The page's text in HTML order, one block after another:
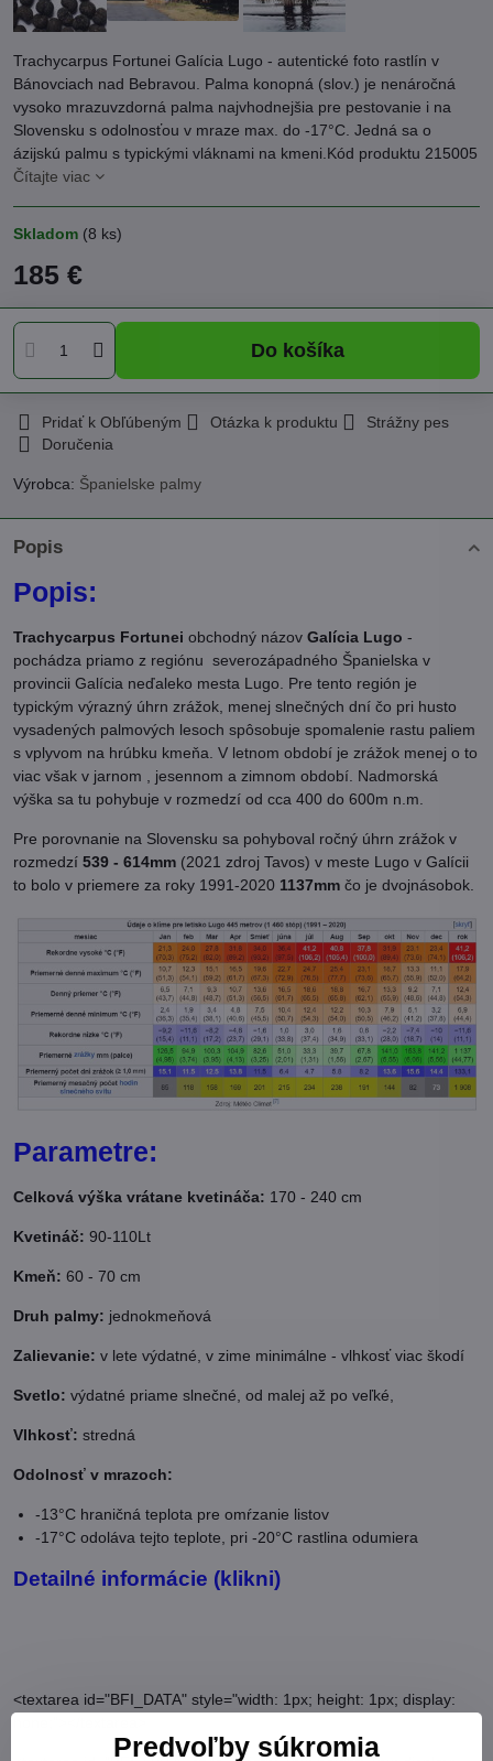
Trachycarpus Fortunei Galícia Lugo - autentické foto rastlín v
Bánovciach nad Bebravou. Palma konopná (slov.) je nenáročná
vysoko mrazuvzdorná palma najvhodnejšia pre pestovanie i na
Slovensku s odolnosťou v mraze max. do -17°C. Jedná sa o
ázijskú palmu s typickými vláknami na kmeni.Kód produktu 215005
Čítajte viac
Skladom (8 ks)
185 €
Do košíka
Pridať k Obľúbeným Otázka k produktu
Strážny pes
Doručenia
Výrobca: Španielske palmy
Popis
Popis:
Trachycarpus Fortunei obchodný názov Galícia Lugo -
pochádza priamo z regiónu severozápadného Španielska v
provincii Galícia neďaleko mesta Lugo. Pre tento región je
typickým výrazný úhrn zrážok, menej slnečných dní čo pri husto
vysadených palmových lesoch spôsobuje spomalenie rastu paliem
s vplyvom na hrúbku kmeňa. V letnom období je zrážok menej o to
viac však v jarnom , jesennom a zimnom období. Nadmorská
výška sa tu pohybuje v rozmedzí od cca 400 do 600m n.m.
Pre porovnanie na Slovensku sa pohyboval ročný úhrn zrážok v
rozmedzí 539 - 614mm (2021 zdroj Tavos) v meste Lugo v Galícii
to bolo v priemere za roky 1991-2020 1137mm čo je dvojnásobok.
Parametre:
Celková výška vrátane kvetináča: 170 - 240 cm
Kvetináč: 90-110Lt
Kmeň: 60 - 70 cm
Druh palmy: jednokmeňová
Zalievanie: v lete výdatné, v zime minimálne - vlhkosť viac škodí
Svetlo: výdatné priame slnečné, od malej až po veľké,
Vlhkosť: stredná
Odolnosť v mrazoch:
-13°C hraničná teplota pre omŕzanie listov
-17°C odoláva tejto teplote, pri -20°C rastlina odumiera
Detailné informácie (klikni)
<textarea id="BFI_DATA" style="width: 1px; height: 1px; display:
Predvoľby súkromia